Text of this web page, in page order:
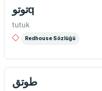
توتوq
tutuk
Redhouse Sözlüğü
طوتق